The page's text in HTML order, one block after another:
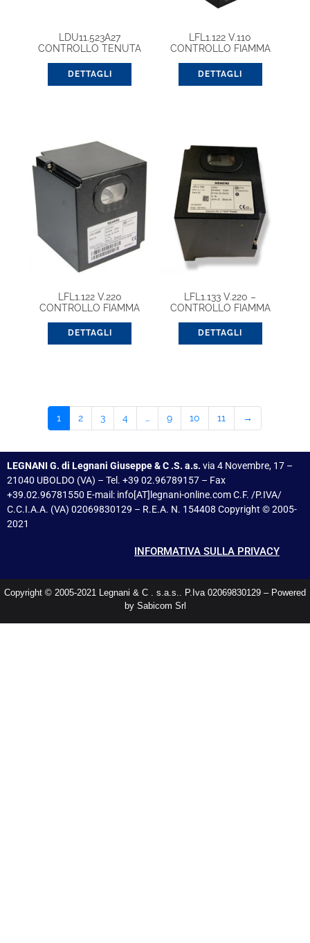
LDU11.523A27
CONTROLLO TENUTA
DETTAGLI
LFL1.122 V.110
CONTROLLO FIAMMA
DETTAGLI
LFL1.122 V.220
CONTROLLO FIAMMA
DETTAGLI
LFL1.133 V.220 –
CONTROLLO FIAMMA
DETTAGLI
1 2 3 4 … 9 10 11 →
LEGNANI G. di Legnani Giuseppe & C .S. a.s. via 4 Novembre, 17 –
21040 UBOLDO (VA) – Tel. +39 02.96789157 – Fax
+39.02.96781550 E-mail: info[AT]legnani-online.com C.F. /P.IVA/
C.C.I.A.A. (VA) 02069830129 – R.E.A. N. 154408 Copyright © 2005-
2021
INFORMATIVA SULLA PRIVACY
Copyright © 2005-2021 Legnani & C . s.a.s.. P.Iva 02069830129 – Powered
by Sabicom Srl